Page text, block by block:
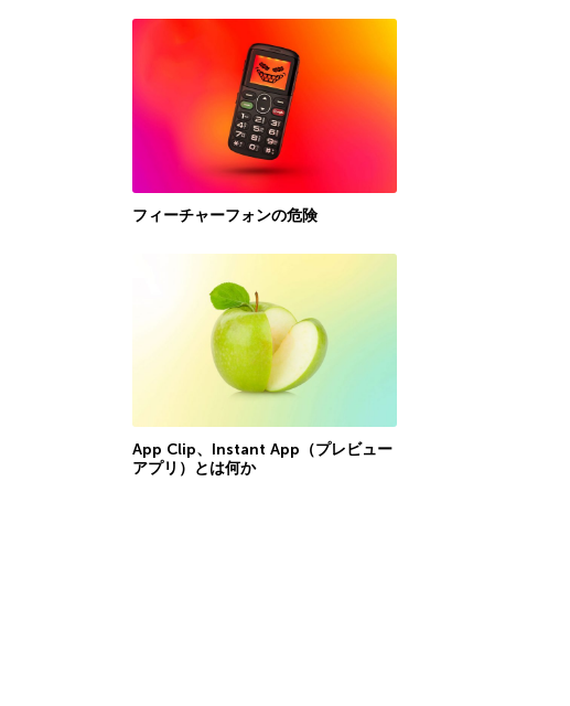
フィーチャーフォンの危険
App Clip、Instant App（プレビュー
アプリ）とは何か